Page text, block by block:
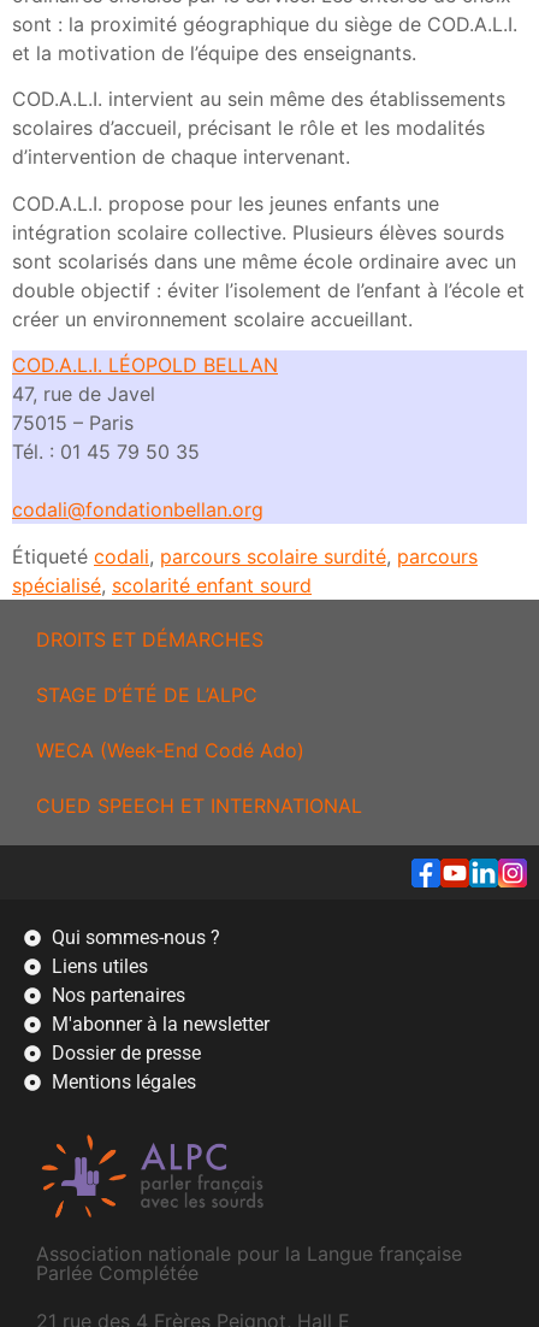
sont : la proximité géographique du siège de COD.A.L.I.
et la motivation de l’équipe des enseignants.
COD.A.L.I. intervient au sein même des établissements
scolaires d’accueil, précisant le rôle et les modalités
d’intervention de chaque intervenant.
COD.A.L.I. propose pour les jeunes enfants une
intégration scolaire collective. Plusieurs élèves sourds
sont scolarisés dans une même école ordinaire avec un
double objectif : éviter l’isolement de l’enfant à l’école et
créer un environnement scolaire accueillant.
COD.A.L.I. LÉOPOLD BELLAN
47, rue de Javel
75015 – Paris
Tél. : 01 45 79 50 35
codali@fondationbellan.org
Étiqueté codali, parcours scolaire surdité, parcours
spécialisé, scolarité enfant sourd
DROITS ET DÉMARCHES
STAGE D’ÉTÉ DE L’ALPC
WECA (Week-End Codé Ado)
CUED SPEECH ET INTERNATIONAL
Association nationale pour la Langue française
Parlée Complétée
21 rue des 4 Frères Peignot, Hall E
Qui sommes-nous ?
Liens utiles
Nos partenaires
M'abonner à la newsletter
Dossier de presse
Mentions légales